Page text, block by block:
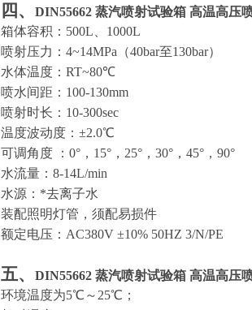
四、 DIN55662 蒸汽喷射试验箱 高温高压
箱体容积：500L、1000L
喷射压力：4~14MPa（40bar至130bar）
水体温度：RT~80℃
喷水间距：100-130mm
喷射时长：10-300sec
温度波动度：±2.0℃
可调角度 ：0°，15°，25°，30°，45°，90°
水流量：8-14L/min
水源：*去离子水
装配照明灯管，须配易损件
额定电压：AC380V ±10% 50HZ 3/N/PE
五、 DIN55662 蒸汽喷射试验箱 高温高压
环境温度为5℃～25℃；